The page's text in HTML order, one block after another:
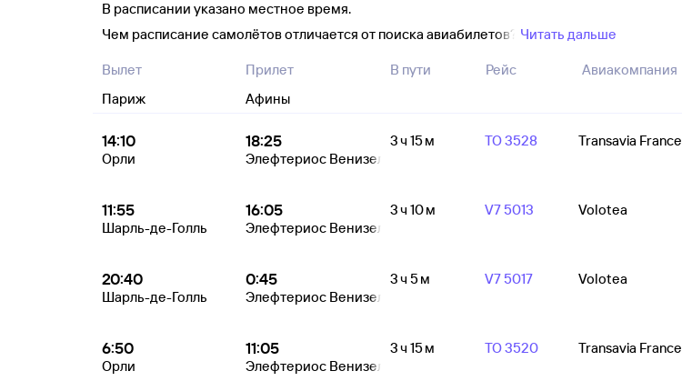
В расписании указано местное время.
Чем расписание самолётов отличается от поиска авиабилетов? Читать дальше
Вылет
Париж
Прилет
Афины
В пути Рейс Авиакомпания
14:10
Орли
18:25
Элефтериос Венизелос
3 ч 15 м TO 3528 Transavia France
11:55
Шарль-де-Голль
16:05
Элефтериос Венизелос
3 ч 10 м V7 5013 Volotea
20:40
Шарль-де-Голль
0:45
Элефтериос Венизелос
3 ч 5 м V7 5017 Volotea
6:50
Орли
11:05
Элефтериос Венизелос
3 ч 15 м TO 3520 Transavia France